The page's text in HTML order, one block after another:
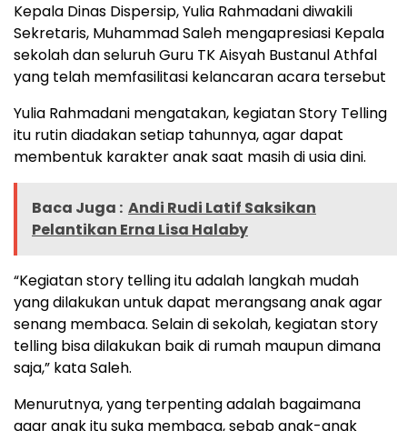
Kepala Dinas Dispersip, Yulia Rahmadani diwakili
Sekretaris, Muhammad Saleh mengapresiasi Kepala
sekolah dan seluruh Guru TK Aisyah Bustanul Athfal
yang telah memfasilitasi kelancaran acara tersebut
Yulia Rahmadani mengatakan, kegiatan Story Telling
itu rutin diadakan setiap tahunnya, agar dapat
membentuk karakter anak saat masih di usia dini.
Baca Juga : Andi Rudi Latif Saksikan
Pelantikan Erna Lisa Halaby
“Kegiatan story telling itu adalah langkah mudah
yang dilakukan untuk dapat merangsang anak agar
senang membaca. Selain di sekolah, kegiatan story
telling bisa dilakukan baik di rumah maupun dimana
saja,” kata Saleh.
Menurutnya, yang terpenting adalah bagaimana
agar anak itu suka membaca, sebab anak-anak